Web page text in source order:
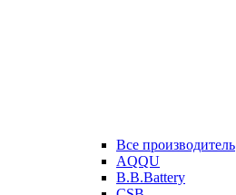
Все производитель
AQQU
B.B.Battery